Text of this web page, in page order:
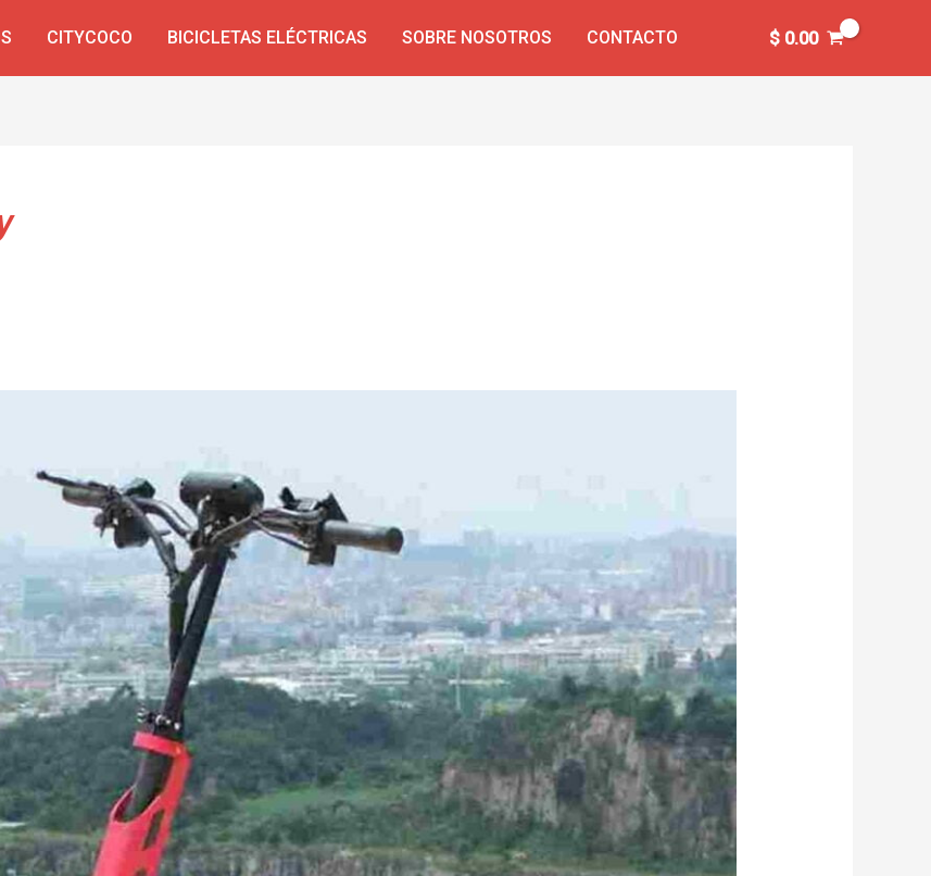
CITYCOCO BICICLETAS ELÉCTRICAS SOBRE NOSOTROS CONTACTO $0.00